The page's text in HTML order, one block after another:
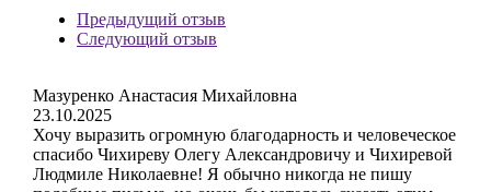
Предыдущий отзыв
Следующий отзыв
Мазуренко Анастасия Михайловна
23.10.2025
Хочу выразить огромную благодарность и человеческое
спасибо Чихиреву Олегу Александровичу и Чихиревой
Людмиле Николаевне! Я обычно никогда не пишу